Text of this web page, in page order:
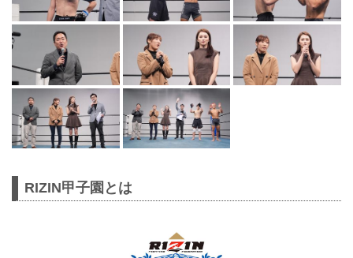
RIZIN甲子園とは